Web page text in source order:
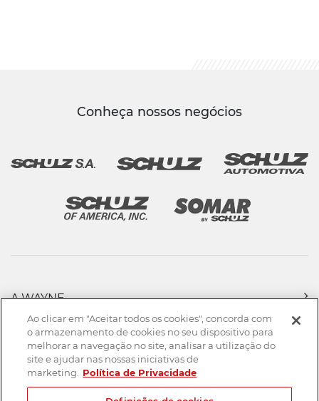
Conheça nossos negócios
A WAYNE
PRODUTOS
FORÇA DE VENDAS
ASSISTÊNCIA TÉCNICA
DOWNLOADS
CONTATO
Ao clicar em "Aceitar todos os cookies", concorda com
o armazenamento de cookies no seu dispositivo para
melhorar a navegação no site, analisar a utilização do
site e ajudar nas nossas iniciativas de
marketing.
Política de Privacidade